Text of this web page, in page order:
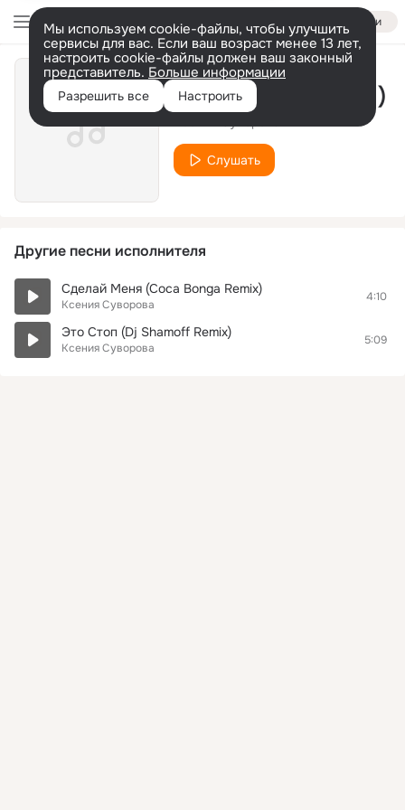
Войти
Мы используем cookie-файлы, чтобы улучшить
сервисы для вас. Если ваш возраст менее 13 лет,
настроить cookie-файлы должен ваш законный
представитель. Больше информации
Разрешить все Настроить
Лед ( DJ VAL remix )
Слушать
Другие песни исполнителя
Сделай Меня (Coca Bonga Remix)
Ксения Суворова
4:10
Это Стоп (Dj Shamoff Remix)
Ксения Суворова
5:09